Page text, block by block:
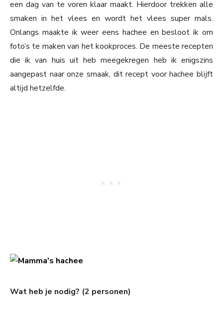
een dag van te voren klaar maakt. Hierdoor trekken alle
smaken in het vlees en wordt het vlees super mals.
Onlangs maakte ik weer eens hachee en besloot ik om
foto’s te maken van het kookproces. De meeste recepten
die ik van huis uit heb meegekregen heb ik enigszins
aangepast naar onze smaak, dit recept voor hachee blijft
altijd hetzelfde.
Wat heb je nodig? (2 personen)